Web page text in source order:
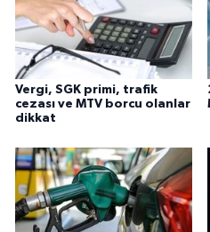
Vergi, SGK primi, trafik
cezası ve MTV borcu olanlar
dikkat